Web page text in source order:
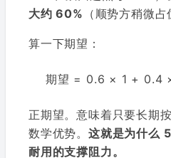
大约 60% （顺势方稍微占
算一下期望：
期望 = 0.6 × 1 + 0.4
正期望。意味着只要长期
数学优势。 这就是为什么
耐用的支撑阻力。